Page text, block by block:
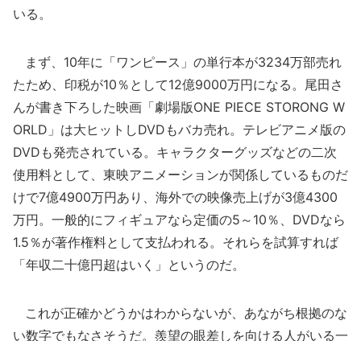
いる。
まず、10年に「ワンピース」の単行本が3234万部売れ
たため、印税が10％として12億9000万円になる。尾田さ
んが書き下ろした映画「劇場版ONE PIECE STORONG W
ORLD」は大ヒットしDVDもバカ売れ。テレビアニメ版の
DVDも発売されている。キャラクターグッズなどの二次
使用料として、東映アニメーションが関係しているものだ
けで7億4900万円あり、海外での映像売上げが3億4300
万円。一般的にフィギュアなら定価の5～10％、DVDなら
1.5％が著作権料として支払われる。それらを試算すれば
「年収二十億円超はいく」というのだ。
これが正確かどうかはわからないが、あながち根拠のな
い数字でもなさそうだ。羨望の眼差しを向ける人がいる一